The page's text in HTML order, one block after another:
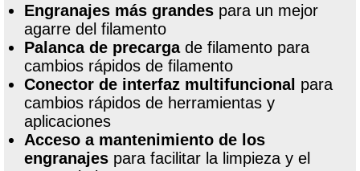
Engranajes más grandes para un mejor
agarre del filamento
Palanca de precargade filamento para
cambios rápidos de filamento
Conector de interfaz multifuncional para
cambios rápidos de herramientas y
aplicaciones
Acceso a mantenimiento de los
engranajes para facilitar la limpieza y el